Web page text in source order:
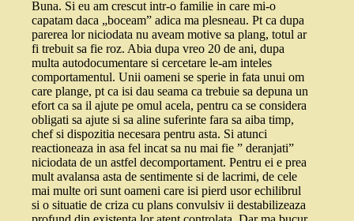
Buna. Si eu am crescut intr-o familie in care mi-o
capatam daca „boceam” adica ma plesneau. Pt ca dupa
parerea lor niciodata nu aveam motive sa plang, totul ar
fi trebuit sa fie roz. Abia dupa vreo 20 de ani, dupa
multa autodocumentare si cercetare le-am inteles
comportamentul. Unii oameni se sperie in fata unui om
care plange, pt ca isi dau seama ca trebuie sa depuna un
efort ca sa il ajute pe omul acela, pentru ca se considera
obligati sa ajute si sa aline suferinte fara sa aiba timp,
chef si dispozitia necesara pentru asta. Si atunci
reactioneaza in asa fel incat sa nu mai fie ” deranjati”
niciodata de un astfel decomportament. Pentru ei e prea
mult avalansa asta de sentimente si de lacrimi, de cele
mai multe ori sunt oameni care isi pierd usor echilibrul
si o situatie de criza cu plans convulsiv ii destabilizeaza